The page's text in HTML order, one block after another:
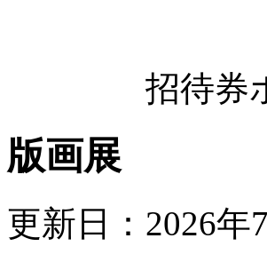
招待券
版画展
更新日：2026年